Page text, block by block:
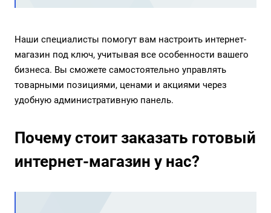
Наши специалисты помогут вам настроить интернет-
магазин под ключ, учитывая все особенности вашего
бизнеса. Вы сможете самостоятельно управлять
товарными позициями, ценами и акциями через
удобную административную панель.
Почему стоит заказать готовый
интернет-магазин у нас?